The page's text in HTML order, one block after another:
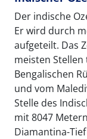
Der indische
Er wird durch
aufgeteilt. Das
meisten Stellen
Bengalischen
und vom
Stelle des
mit 8047
Diamantina-